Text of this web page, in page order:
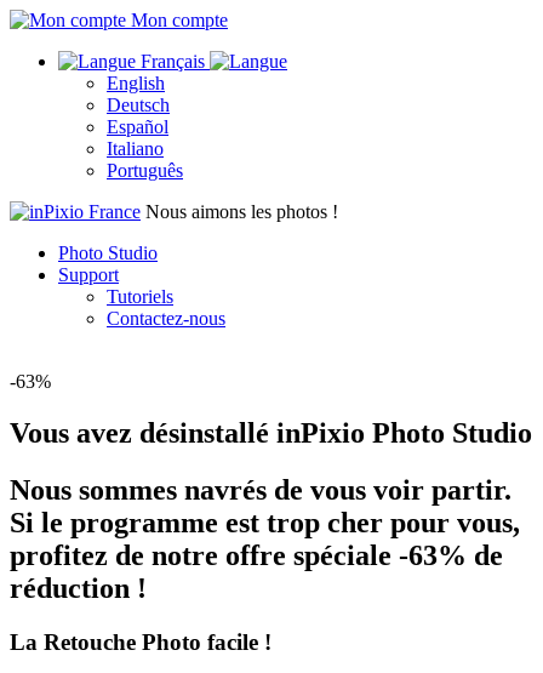
Mon compte
Français
English
Deutsch
Español
Italiano
Português
Nous aimons les photos !
Photo Studio
Support
Tutoriels
Contactez-nous
-63%
Vous avez désinstallé inPixio Photo Studio
Nous sommes navrés de vous voir partir.
Si le programme est trop cher pour vous,
profitez de notre offre spéciale -63% de
réduction !
La Retouche Photo facile !